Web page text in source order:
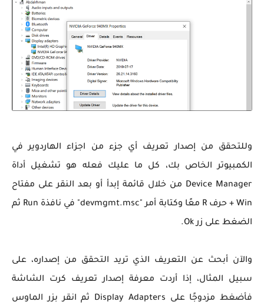
وللتحقق من إصدار تعريف أي جزء من اجزاء الهاردوير في
الكمبيوتر الخاص بك، كل ما عليك فعله هو تشغيل أداة
Device Manager من خلال قائمة إبدأ أو بعد النقر على مفتاح
Win + حرف R معًا وكتابة أمر "devmgmt.msc" في نافذة Run ثم
الضغط على زر Ok.
والآن أبحث عن التعريف الذي تريد التحقق من إصداره، على
سبيل المثال، إذا أردت معرفة إصدار تعريف كرت الشاشة
فأضغط مزدوجًا على Display Adapters ثم انقر بزر الماوس